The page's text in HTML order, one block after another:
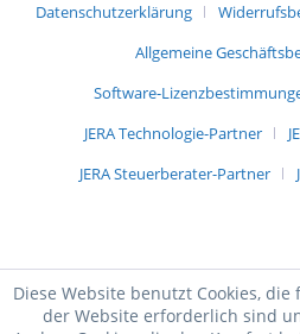
Datenschutzerklärung
Allgemeine
Software-
JERA Technologie-Partner
JERA Steuerberater-Partner
Diese Website benutzt Cookies,
der Website erforderlich sind